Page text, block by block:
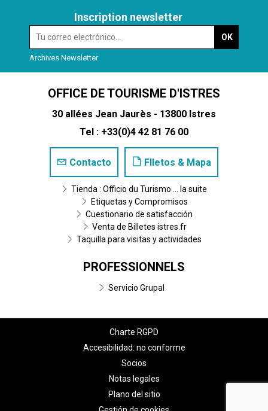
Inscription newsletter
Archives Newsletter
OFFICE DE TOURISME D'ISTRES
30 allées Jean Jaurès - 13800 Istres
Tel : +33(0)4 42 81 76 00
Contacto Flletos & Mapa
Tienda : Officio du Turismo ... la suite
Etiquetas y Compromisos
Cuestionario de satisfacción
Venta de Billetes istres.fr
Taquilla para visitas y actividades
PROFESSIONNELS
Servicio Grupal
Charte RGPD
Accesibilidad: no conforme
Socios
Notas legales
Plano del sitio